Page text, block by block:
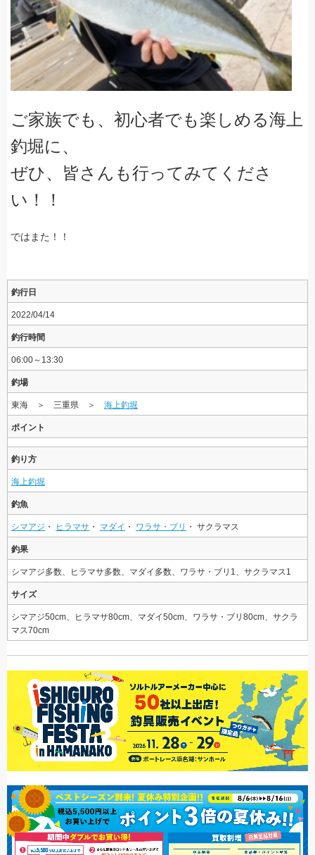
ご家族でも、初心者でも楽しめる海上
釣堀に、
ぜひ、皆さんも行ってみてくださ
い！！
ではまた！！
釣行日
2022/04/14
釣行時間
06:00～13:30
釣場
東海 ＞ 三重県 ＞ 海上釣堀
ポイント
釣り方
海上釣堀
釣魚
シマアジ ・ ヒラマサ ・ マダイ ・ ワラサ・ブリ ・ サクラマス
釣果
シマアジ多数、ヒラマサ多数、マダイ多数、ワラサ・ブリ1、サクラマス1
サイズ
シマアジ50cm、ヒラマサ80cm、マダイ50cm、ワラサ・ブリ80cm、サクラ
マス70cm